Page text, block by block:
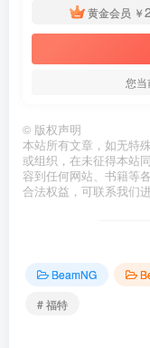
黄金会员 ￥
您当
© 版权声明
本站所有文章，如无特
或组织，在未征得本站
容到任何网站、书籍等
合法权益，可联系我们进
BeamNG
# 福特